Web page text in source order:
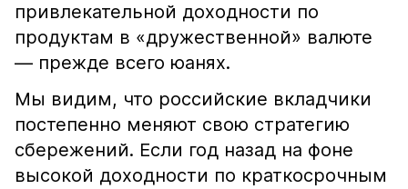
привлекательной доходности по
продуктам в «дружественной» валюте
— прежде всего юанях.
Мы видим, что российские вкладчики
постепенно меняют свою стратегию
сбережений. Если год назад на фоне
высокой доходности по краткосрочным